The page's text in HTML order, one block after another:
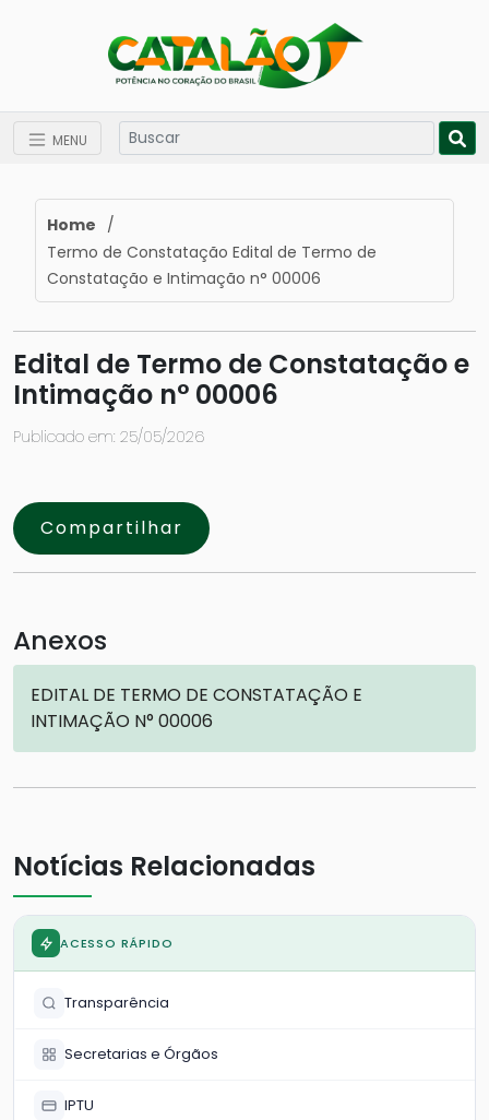
MENU
Home /
Termo de Constatação Edital de Termo de
Constatação e Intimação n° 00006
Edital de Termo de Constatação e
Intimação n° 00006
Publicado em: 25/05/2026
Compartilhar
Anexos
EDITAL DE TERMO DE CONSTATAÇÃO E
INTIMAÇÃO N° 00006
Notícias Relacionadas
ACESSO RÁPIDO
Transparência
Secretarias e Órgãos
IPTU